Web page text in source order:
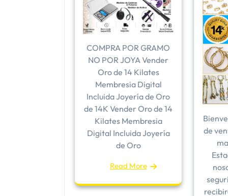
COMPRA POR GRAMO
NO POR JOYA Vender
Oro de 14 Kilates
Membresia Digital
Incluida Joyería de Oro
de 14K Vender Oro de 14
Kilates Membresia
Digital Incluida Joyería
de Oro
Read More
de